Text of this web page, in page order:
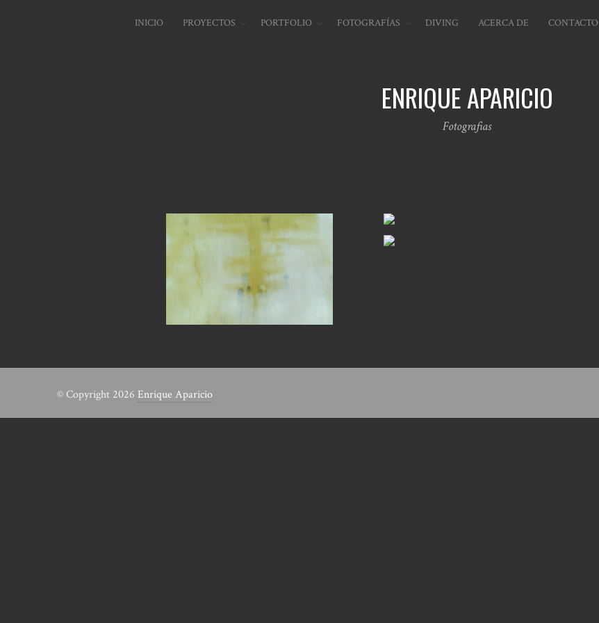
INICIO PROYECTOS PORTFOLIO FOTOGRAFÍAS DIVING ACERCA DE CONTACTO
ENRIQUE APARICIO
Fotografias
© Copyright 2026 Enrique Aparicio